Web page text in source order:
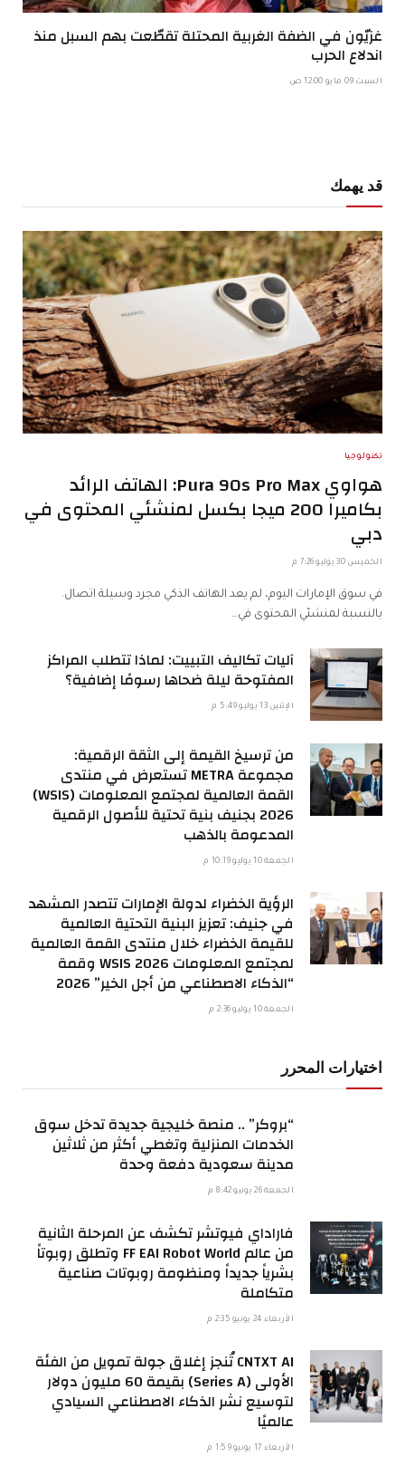
غزيّون في الضفة الغربية المحتلة تقطّعت بهم السبل منذ
اندلاع الحرب
السبت 09 مايو 12:00 ص
قد يهمك
تكنولوجيا
هواوي Pura 90s Pro Max: الهاتف الرائد
بكاميرا 200 ميجا بكسل لمنشئي المحتوى في
دبي
الخميس 30 يوليو 7:26 م
في سوق الإمارات اليوم، لم يعد الهاتف الذكي مجرد وسيلة اتصال.
بالنسبة لمنشئي المحتوى في…
آليات تكاليف التبييت: لماذا تتطلب المراكز
المفتوحة ليلة ضحاها رسومًا إضافية؟
الإثنين 13 يوليو 5:49 م
من ترسيخ القيمة إلى الثقة الرقمية:
مجموعة METRA تستعرض في منتدى
القمة العالمية لمجتمع المعلومات (WSIS)
2026 بجنيف بنية تحتية للأصول الرقمية
المدعومة بالذهب
الجمعة 10 يوليو 10:19 م
الرؤية الخضراء لدولة الإمارات تتصدر المشهد
في جنيف: تعزيز البنية التحتية العالمية
للقيمة الخضراء خلال منتدى القمة العالمية
لمجتمع المعلومات WSIS 2026 وقمة
“الذكاء الاصطناعي من أجل الخير” 2026
الجمعة 10 يوليو 2:36 م
اختيارات المحرر
“بروكر” .. منصة خليجية جديدة تدخل سوق
الخدمات المنزلية وتغطي أكثر من ثلاثين
مدينة سعودية دفعة وحدة
الجمعة 26 يونيو 8:42 م
فاراداي فيوتشر تكشف عن المرحلة الثانية
من عالم FF EAI Robot World وتطلق روبوتاً
بشرياً جديداً ومنظومة روبوتات صناعية
متكاملة
الأربعاء 24 يونيو 2:35 م
CNTXT AI تُنجز إغلاق جولة تمويل من الفئة
الأولى (Series A) بقيمة 60 مليون دولار
لتوسيع نشر الذكاء الاصطناعي السيادي
عالميًا
الأربعاء 17 يونيو 1:59 م